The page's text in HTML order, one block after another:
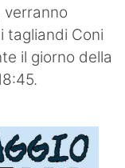
verranno
tagliandi Coni
il giorno della